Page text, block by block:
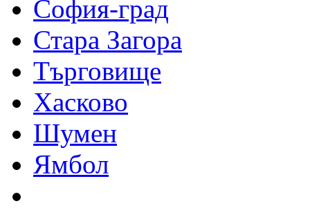
София-град
Стара Загора
Търговище
Хасково
Шумен
Ямбол